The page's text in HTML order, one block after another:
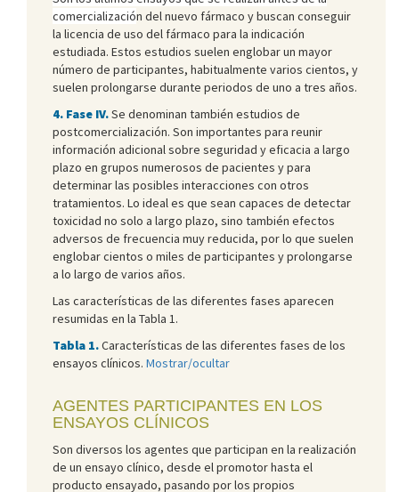
comercialización del nuevo fármaco y buscan conseguir
la licencia de uso del fármaco para la indicación
estudiada. Estos estudios suelen englobar un mayor
número de participantes, habitualmente varios cientos, y
suelen prolongarse durante periodos de uno a tres años.
4. Fase IV.Se denominan también estudios de
postcomercialización. Son importantes para reunir
información adicional sobre seguridad y eficacia a largo
plazo en grupos numerosos de pacientes y para
determinar las posibles interacciones con otros
tratamientos. Lo ideal es que sean capaces de detectar
toxicidad no solo a largo plazo, sino también efectos
adversos de frecuencia muy reducida, por lo que suelen
englobar cientos o miles de participantes y prolongarse
a lo largo de varios años.
Las características de las diferentes fases aparecen
resumidas en la Tabla 1.
Tabla 1.Características de las diferentes fases de los
ensayos clínicos. Mostrar/ocultar
AGENTES PARTICIPANTES EN LOS
ENSAYOS CLÍNICOS
Son diversos los agentes que participan en la realización
de un ensayo clínico, desde el promotor hasta el
producto ensayado, pasando por los propios